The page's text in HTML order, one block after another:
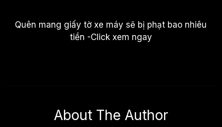
Quên mang giấy tờ xe máy sẽ bị phạt bao nhiêu
tiền -Click xem ngay
About The Author